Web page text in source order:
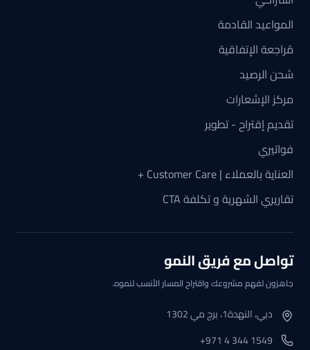
المواعيد القادمة
مُراجعة الإتفاقية
شحن الرصيد
مركز الإشعارات
تقديم إقتراح - تطوير
فواتيري
العناية بالعملاء | Customer Care +
تقاريري الشهرية و تكلفة CTA
تواصل مع فريق النمو
جاهزون لفهم مشروعك واقتراح المسار الأنسب لنموه.
دبي، النهدة1، برج مي 1302
+971 4 344 1549